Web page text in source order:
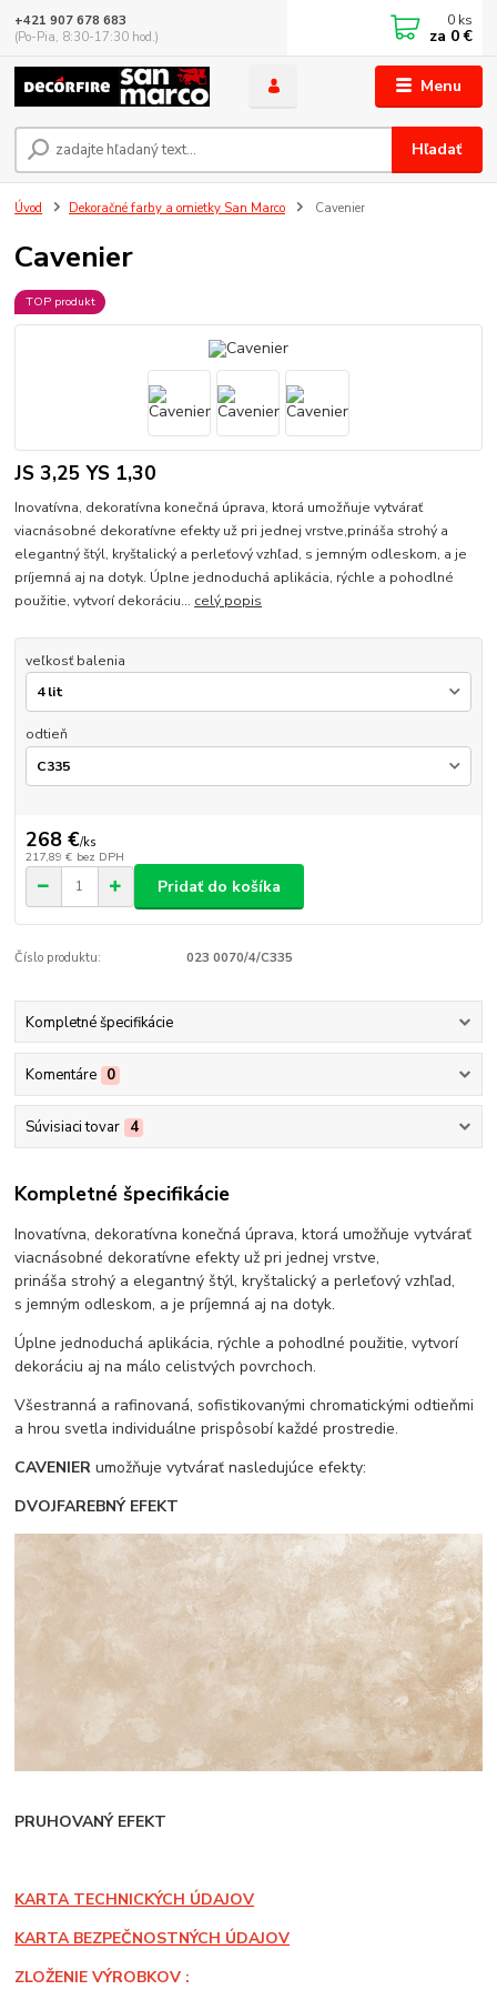
Menu
Hľadať
+421 907 678 683
(Po-Pia, 8:30-17:30 hod.)
0 ks
za 0 €
Úvod Dekoračné farby a omietky San Marco Cavenier
Cavenier
TOP produkt
JS 3,25 YS 1,30
Inovatívna, dekoratívna konečná úprava, ktorá umožňuje vytvárať
viacnásobné dekoratívne efekty už pri jednej vrstve,prináša strohý a
elegantný štýl, kryštalický a perleťový vzhľad, s jemným odleskom, a je
príjemná aj na dotyk. Úplne jednoduchá aplikácia, rýchle a pohodlné
použitie, vytvorí dekoráciu... celý popis
veľkosť balenia
odtieň
268 €/ks
217,89 € bez DPH
Pridať do košíka
Číslo produktu: 023 0070/4/C335
Kompletné špecifikácie
Komentáre 0
Súvisiaci tovar 4
Kompletné špecifikácie
Inovatívna, dekoratívna konečná úprava, ktorá umožňuje vytvárať
viacnásobné dekoratívne efekty už pri jednej vrstve,
prináša strohý a elegantný štýl, kryštalický a perleťový vzhľad,
s jemným odleskom, a je príjemná aj na dotyk.
Úplne jednoduchá aplikácia, rýchle a pohodlné použitie, vytvorí
dekoráciu aj na málo celistvých povrchoch.
Všestranná a rafinovaná, sofistikovanými chromatickými odtieňmi
a hrou svetla individuálne prispôsobí každé prostredie.
CAVENIER umožňuje vytvárať nasledujúce efekty:
DVOJFAREBNÝ EFEKT
PRUHOVANÝ EFEKT
KARTA TECHNICKÝCH ÚDAJOV
KARTA BEZPEČNOSTNÝCH ÚDAJOV
ZLOŽENIE VÝROBKOV :